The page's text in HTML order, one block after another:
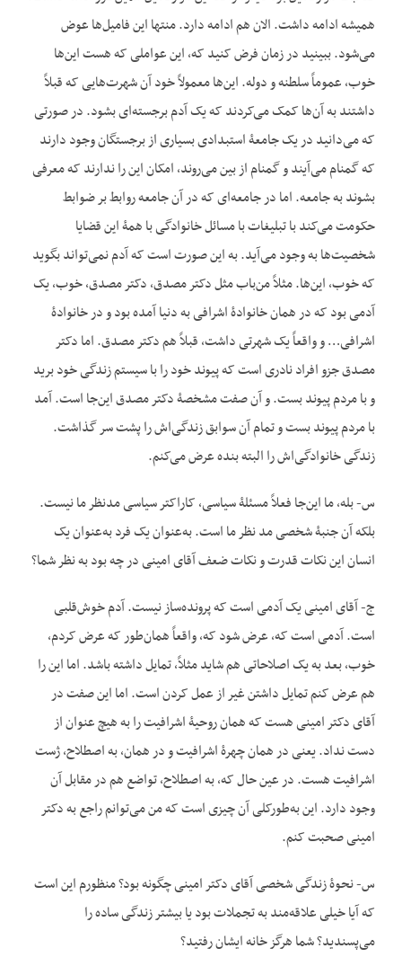
همیشه ادامه داشت. الان هم ادامه دارد. منتها این فامیل‌ها عوض
می‌شود. ببینید در زمان فرض کنید که، این عواملی که هست این‌ها
خوب، عموماً سلطنه و دوله. این‌ها معمولاً خود آن شهرت‌هایی که قبلاً
داشتند به آن‌ها کمک می‌کردند که یک آدم برجسته‌ای بشود. در صورتی
که می‌دانید در یک جامعۀ استبدادی بسیاری از برجستگان وجود دارند
که گمنام می‌آیند و گمنام از بین می‌روند، امکان این را ندارند که معرفی
بشوند به جامعه. اما در جامعه‌ای که در آن جامعه روابط بر ضوابط
حکومت می‌کند با تبلیغات با مسائل خانوادگی با همۀ این قضایا
شخصیت‌ها به وجود می‌آید. به این صورت است که آدم نمی‌تواند بگوید
که خوب، این‌ها. مثلاً من‌باب مثل دکتر مصدق، دکتر مصدق، خوب، یک
آدمی بود که در همان خانوادۀ اشرافی به دنیا آمده بود و در خانوادۀ
اشرافی… و واقعاً یک شهرتی داشت، قبلاً هم دکتر مصدق. اما دکتر
مصدق جزو افراد نادری است که پیوند خود را با سیستم زندگی خود برید
و با مردم پیوند بست. و آن صفت مشخصۀ دکتر مصدق این‌جا است. آمد
با مردم پیوند بست و تمام آن سوابق زندگی‌اش را پشت سر گذاشت.
زندگی خانوادگی‌اش را البته بنده عرض می‌کنم.
س- بله، ما این‌جا فعلاً مسئلۀ سیاسی، کاراکتر سیاسی مدنظر ما نیست.
بلکه آن جنبۀ شخصی مد نظر ما است. به‌عنوان یک فرد به‌عنوان یک
انسان این نکات قدرت و نکات ضعف آقای امینی در چه بود به نظر شما؟
ج- آقای امینی یک آدمی است که پرونده‌ساز نیست. آ‌دم خوش‌قلبی
است. آدمی است که، عرض شود که، واقعاً همان‌طور که عرض کردم،
خوب، بعد به یک اصلاحاتی هم شاید مثلاً، تمایل داشته باشد. اما این را
هم عرض کنم تمایل داشتن غیر از عمل کردن است. اما این صفت در
آقای دکتر امینی هست که همان روحیۀ اشرافیت را به هیچ عنوان از
دست نداد. یعنی در همان چهرۀ اشرافیت و در همان، به اصطلاح، ژست
اشرافیت هست. در عین حال که، به اصطلاح، تواضع هم در مقابل آن
وجود دارد. این به‌طورکلی آن چیزی است که من می‌توانم راجع به دکتر
امینی صحبت کنم.
س- نحوۀ زندگی شخصی آقای دکتر امینی چگونه بود؟ منظورم این است
که آیا خیلی علاقه‌مند به تجملات بود یا بیشتر زندگی ساده را
می‌پسندید؟ شما هرگز خانه ایشان رفتید؟